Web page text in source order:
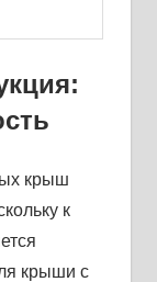
крыш
к
крыши с